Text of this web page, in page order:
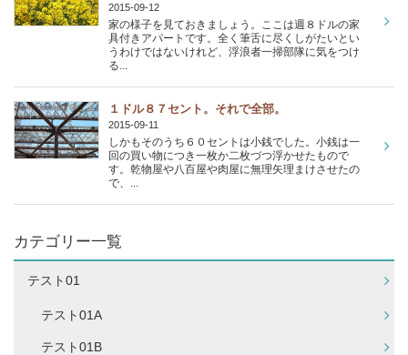
2015-09-12
家の様子を見ておきましょう。ここは週８ドルの家
具付きアパートです。全く筆舌に尽くしがたいとい
うわけではないけれど、浮浪者一掃部隊に気をつけ
る...
１ドル８７セント。それで全部。
2015-09-11
しかもそのうち６０セントは小銭でした。小銭は一
回の買い物につき一枚か二枚づつ浮かせたもので
す。乾物屋や八百屋や肉屋に無理矢理まけさせたの
で、...
カテゴリー一覧
テスト01
テスト01A
テスト01B